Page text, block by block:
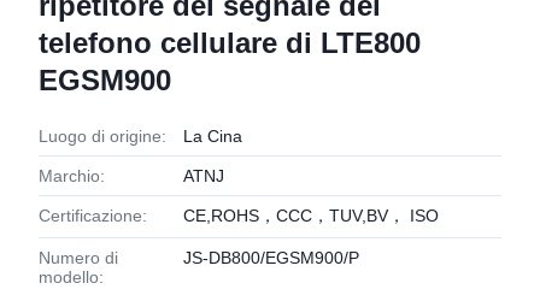
telefono cellulare di LTE800
EGSM900
Luogo di origine: La Cina
Marchio: ATNJ
Certificazione: CE,ROHS，CCC，TUV,BV， ISO
Numero di
modello:
JS-DB800/EGSM900/P